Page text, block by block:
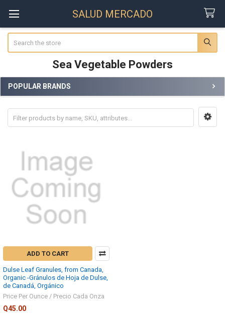
SALUD MERCADO
Sea Vegetable Powders
Sidebar
POPULAR BRANDS
ADD TO CART
Dulse Leaf Granules, from Canada,
Organic -Gránulos de Hoja de Dulse,
de Canadá, Orgánico
Price Per Ounce / Precio Cada Onza
Q45.00